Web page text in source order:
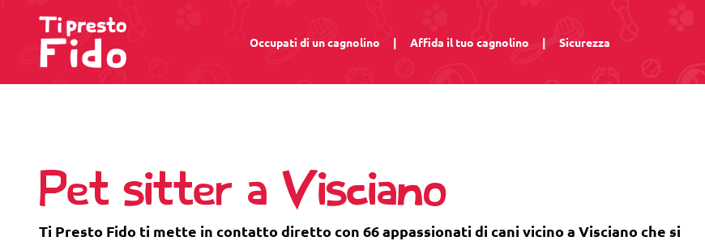
Occupati di un cagnolino | Affida il tuo cagnolino | Sicurezza
Pet sitter a Visciano
Ti Presto Fido ti mette in contatto diretto con 66 appassionati di cani vicino a Visciano che si